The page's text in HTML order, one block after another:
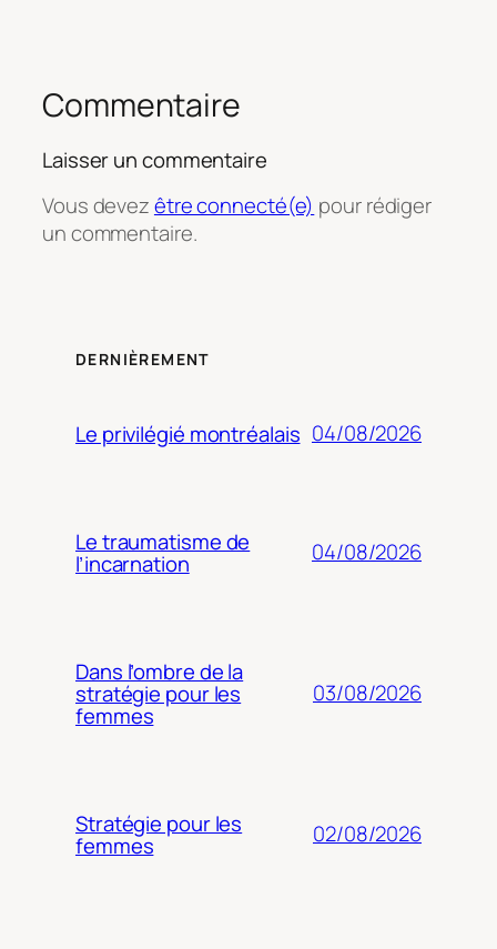
Commentaire
Laisser un commentaire
Vous devezêtre connecté(e) pour rédiger
un commentaire.
DERNIÈREMENT
Le privilégié montréalais 04/08/2026
Le traumatisme de
l’incarnation 04/08/2026
Dans l’ombre de la
stratégie pour les
femmes
03/08/2026
Stratégie pour les
femmes 02/08/2026